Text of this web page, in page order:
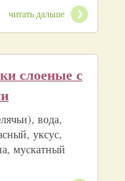
читать дальше
слоеные с
вода,
уксус,
мускатный